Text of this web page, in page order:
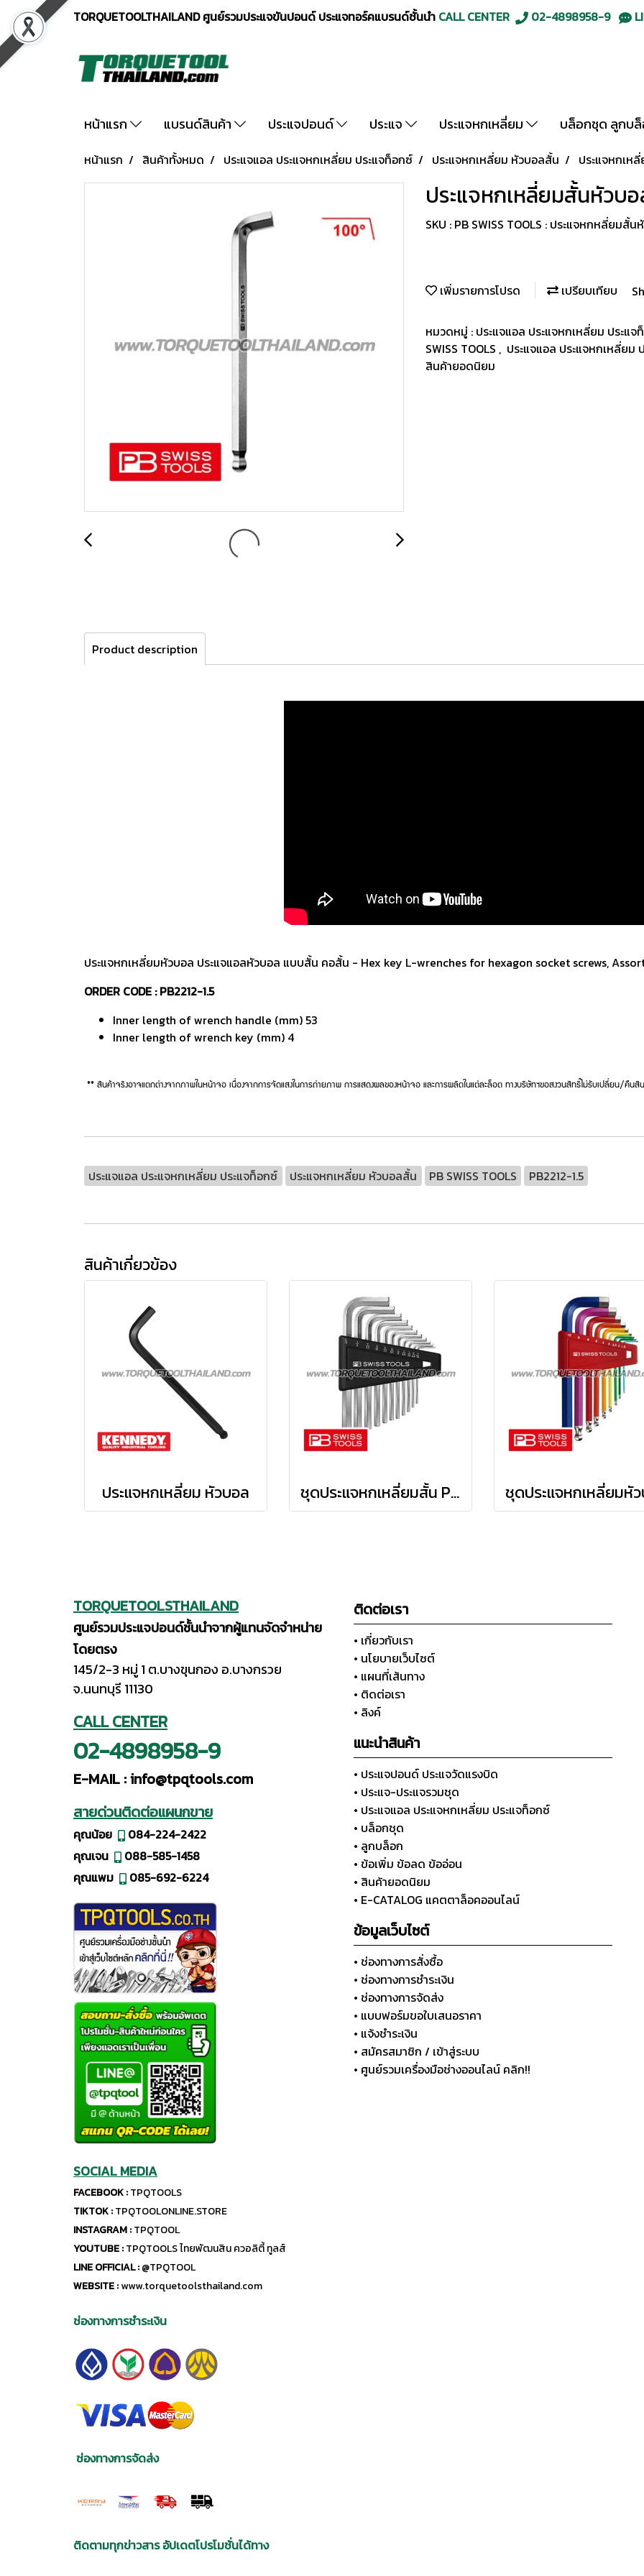
TORQUETOOLTHAILAND ศูนย์รวมประแจขันปอนด์ ประแจทอร์คแบรนด์ชั้นนำ CALL CENTER 02-4898958-9
หน้าแรก แบรนด์สินค้า ประแจปอนด์ ประแจ ประแจหกเหลี่ยม บล็อกชุด ลูกบ
หน้าแรก สินค้าทั้งหมด ประแจแอล ประแจหกเหลี่ยม ประแจท็อกซ์ ประแจหกเหลี่ยม หัวบอลสั้น ประแจหกเห
ประแจหกเหลี่ยมสั้นหัวบอ
SKU : PB SWISS TOOLS : ประแจหกหลี่ยมสั้
เพิ่มรายการโปรด เปรียบเทียบ
หมวดหมู่ : ประแจแอล ประแจหกเหลี่ยม ประแจ
SWISS TOOLS , ประแจแอล ประแจหกเหลี่ยม
สินค้ายอดนิยม
Product description
ประแจหกเหลี่ยมหัวบอล ประแจแอลหัวบอล แบบสั้น คอสั้น - Hex key L-wrenches for hexagon socket screws,
ORDER CODE : PB2212-1.5
Inner length of wrench handle (mm) 53
Inner length of wrench key (mm) 4
** สินค้าจริงอาจแตกต่างจากภาพในหน้าจอ เนื่องจากการจัดแสงในการถ่ายภาพ การแสดงผลของหน้าจอ และการผลิตในแต่ละล็อต ทางบริษัทฯขอสงวนสิทธิ์ไม่รับเปลี่ยน/คืนสิ
ประแจแอล ประแจหกเหลี่ยม ประแจท็อกซ์ ประแจหกเหลี่ยม หัวบอลสั้น PB SWISS TOOLS PB2212-1.5
สินค้าเกี่ยวข้อง
ประแจหกเหลี่ยม หัวบอล ชุดประแจหกเหลี่ยมสั้น PB213ZH
TORQUETOOLSTHAILAND
ศูนย์รวมประแจปอนด์ชั้นนำจากผู้แทนจัดจำหน่าย
โดยตรง
145/2-3 หมู่ 1 ต.บางขุนกอง อ.บางกรวย
จ.นนทบุรี 11130
CALL CENTER
02-4898958-9
E-MAIL :info@tpqtools.com
สายด่วนติดต่อแผนกขาย
คุณน้อย
084-224-2422
คุณเจน
088-585-1458
คุณแพม
085-692-6224
SOCIAL MEDIA
FACEBOOK :TPQTOOLS
TIKTOK :TPQTOOLONLINE.STORE
INSTAGRAM :TPQTOOL
YOUTUBE :TPQTOOLS ไทยพัฒนสิน ควอลิตี้ ทูลส์
LINE OFFICIAL :@TPQTOOL
WEBSITE :www.torquetoolsthailand.com
ช่องทางการชำระเงิน
ช่องทางการจัดส่ง
ติดตามทุกข่าวสาร อัปเดตโปรโมชั่นได้ทาง
ติดต่อเรา
• เกี่ยวกับเรา
• นโยบายเว็บไซต์
• แผนที่เส้นทาง
• ติดต่อเรา
• ลิงค์
แนะนำสินค้า
• ประแจปอนด์ ประแจวัดแรงบิด
• ประแจ-ประแจรวมชุด
• ประแจแอล ประแจหกเหลี่ยม ประแจท็อกซ์
• บล็อกชุด
• ลูกบล็อก
• ข้อเพิ่ม ข้อลด ข้ออ่อน
• สินค้ายอดนิยม
• E-CATALOG แคตตาล็อคออนไลน์
ข้อมูลเว็บไซต์
• ช่องทางการสั่งซื้อ
• ช่องทางการชำระเงิน
• ช่องทางการจัดส่ง
• แบบฟอร์มขอใบเสนอราคา
• แจ้งชำระเงิน
• สมัครสมาชิก / เข้าสู่ระบบ
• ศูนย์รวมเครื่องมือช่างออนไลน์ คลิก!!